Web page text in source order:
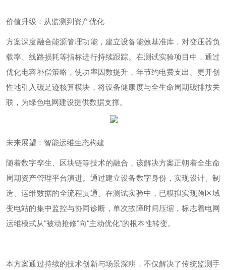
价值升级：从监测到资产优化
方案深度融合能源管理功能，建立设备能效基准库，对变压器负
载率、线路损耗等指标进行持续跟踪。在测试实验项目中，通过
优化电容补偿策略，使功率因数提升，年节约电费支出。更开创
性地引入碳足迹核算模块，将设备健康度与全生命周期碳排放关
联，为绿色电网建设提供数据支撑。
未来展望：智能运维生态构建
随着数字孪生、区块链等技术的融合，该解决方案正朝着全生命
周期资产管理平台演进。通过建立设备数字身份，实现设计、制
造、运维数据的全流程贯通。 在测试实验中 ，已模拟实现跨区域
变电站的集中监控与协同诊断，单次故障时间压缩，标志着电网
运维模式从"被动抢修"向"主动优化"的根本性转变。
本方案通过持续的技术创新与场景深耕，不仅解决了传统监测手